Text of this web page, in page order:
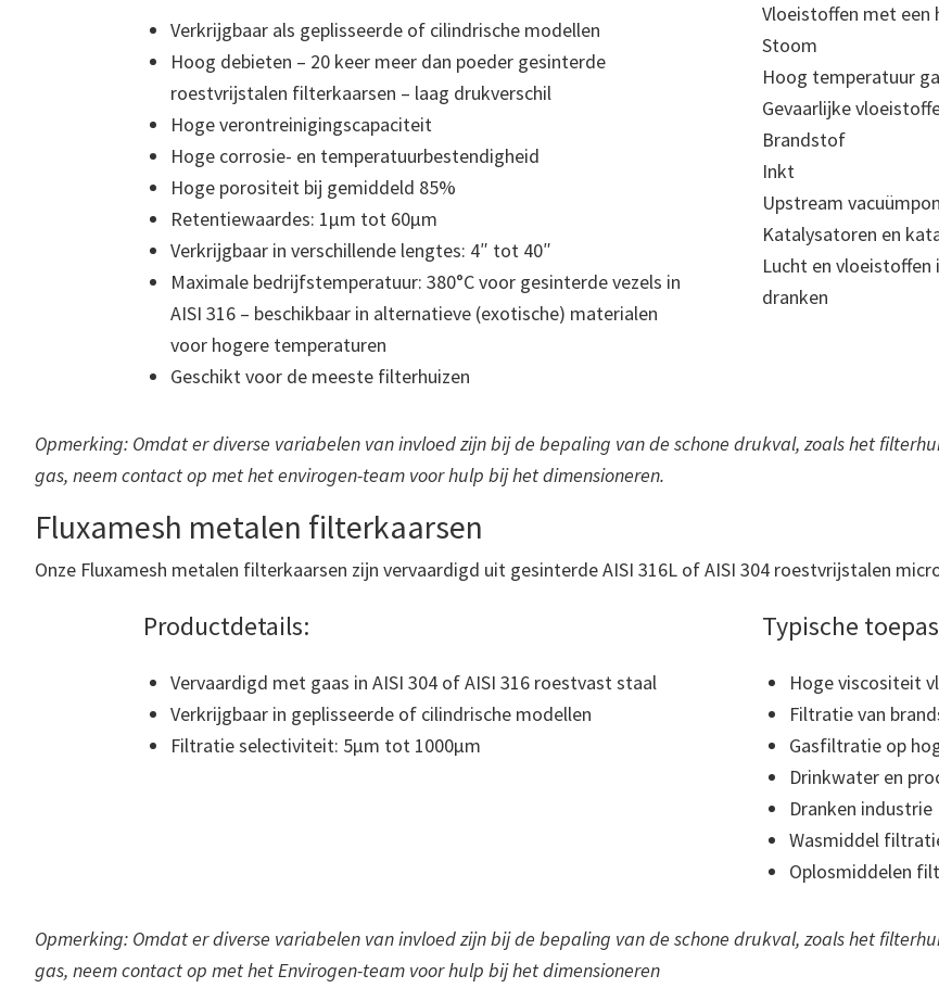
Verkrijgbaar als geplisseerde of cilindrische modellen
Hoog debieten – 20 keer meer dan poeder gesinterde
roestvrijstalen filterkaarsen – laag drukverschil
Hoge verontreinigingscapaciteit
Hoge corrosie- en temperatuurbestendigheid
Hoge porositeit bij gemiddeld 85%
Retentiewaardes: 1μm tot 60μm
Verkrijgbaar in verschillende lengtes: 4″ tot 40″
Maximale bedrijfstemperatuur: 380°C voor gesinterde vezels in
AISI 316 – beschikbaar in alternatieve (exotische) materialen
voor hogere temperaturen
Geschikt voor de meeste filterhuizen
Vloeistoffen met een
Stoom
Hoog temperatuur
Gevaarlijke
Brandstof
Inkt
Upstream
Katalysatoren en
Lucht en
dranken
Opmerking: Omdat er diverse variabelen van invloed zijn bij de bepaling van de schone drukval, zoals het
gas, neem contact op met het envirogen-team voor hulp bij het dimensioneren.
Fluxamesh metalen filterkaarsen
Onze Fluxamesh metalen filterkaarsen zijn vervaardigd uit gesinterde AISI 316L of AISI 304 roestvrijstalen
Productdetails:
Vervaardigd met gaas in AISI 304 of AISI 316 roestvast staal
Verkrijgbaar in geplisseerde of cilindrische modellen
Filtratie selectiviteit: 5μm tot 1000μm
Typische
Hoge viscositeit
Filtratie van
Gasfiltratie op
Drinkwater en
Dranken industrie
Wasmiddel
Oplosmiddelen
Opmerking: Omdat er diverse variabelen van invloed zijn bij de bepaling van de schone drukval, zoals het
gas, neem contact op met het Envirogen-team voor hulp bij het dimensioneren